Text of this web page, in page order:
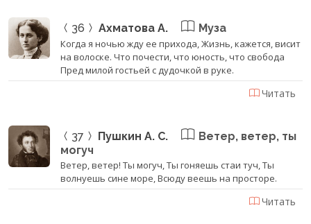
36 Ахматова А. Муза
Когда я ночью жду ее прихода, Жизнь, кажется, висит
на волоске. Что почести, что юность, что свобода
Пред милой гостьей с дудочкой в руке.
Читать
37 Пушкин А. С.
Ветер, ветер, ты
могуч
Ветер, ветер! Ты могуч, Ты гоняешь стаи туч, Ты
волнуешь сине море, Всюду веешь на просторе.
Читать